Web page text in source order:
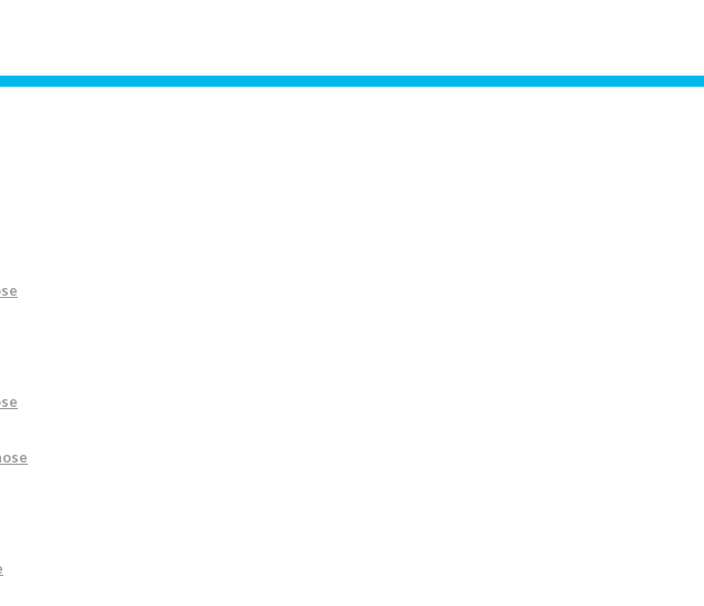
und lesen Sie den Bericht oder eröffnen Sie direkt ein Konto!
birgt das Risiko, dass Sie Ihr eingezahltes Geld verlieren. Dieser Artikel